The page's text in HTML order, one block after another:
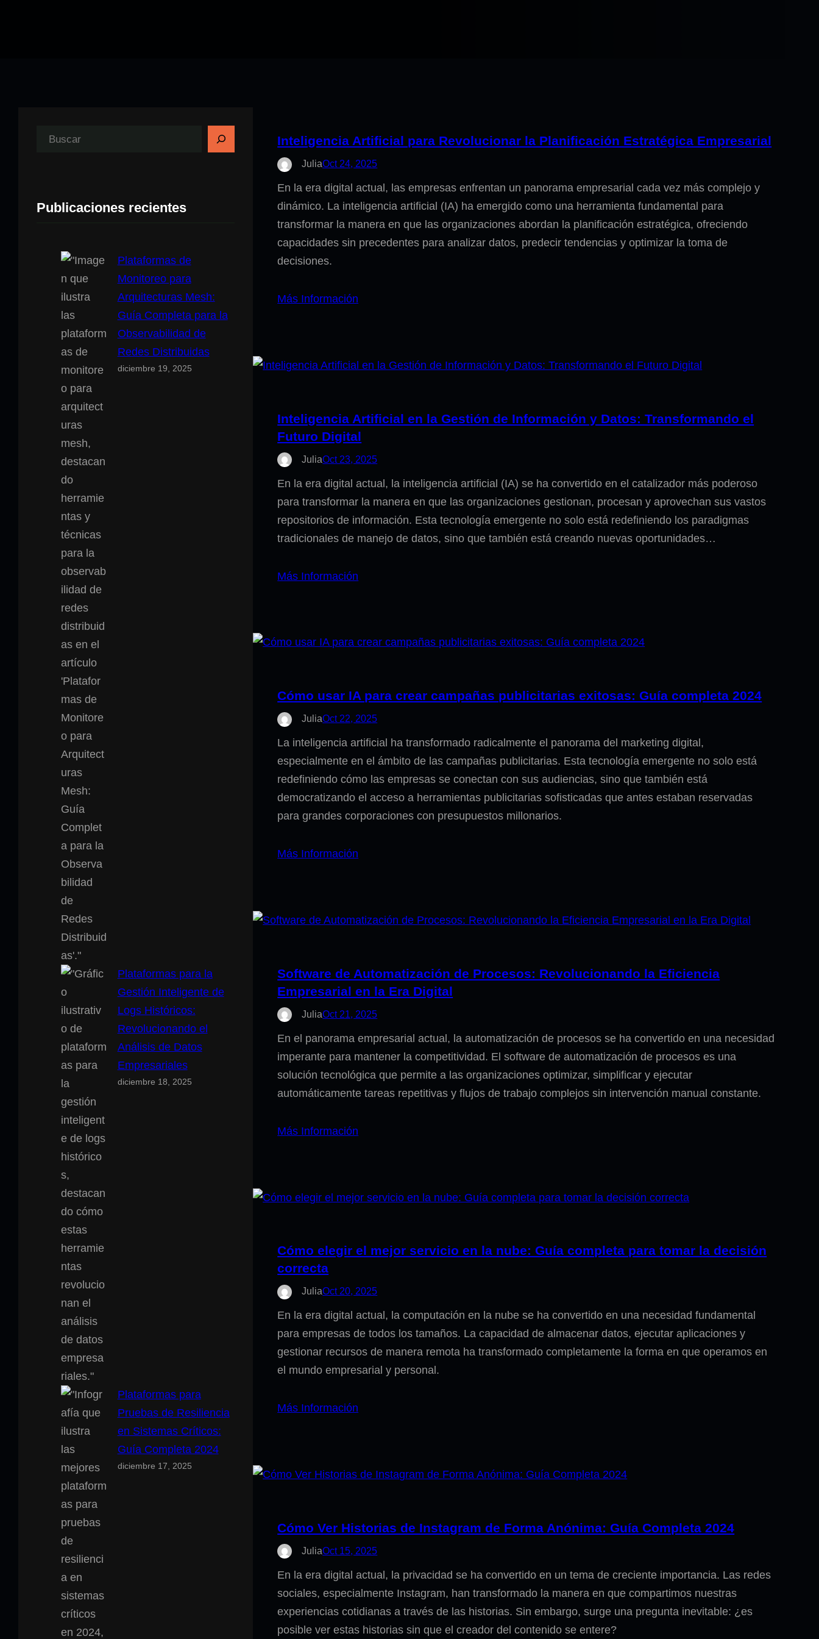
a
Publicaciones recientes
Plataformas de
Monitoreo para
Arquitecturas Mesh:
Guía Completa para la
Observabilidad de
Redes Distribuidas
diciembre 19, 2025
Plataformas para la
Gestión Inteligente de
Logs Históricos:
Revolucionando el
Análisis de Datos
Empresariales
diciembre 18, 2025
Plataformas para
Pruebas de Resiliencia
en Sistemas Críticos:
Guía Completa 2024
diciembre 17, 2025
Inteligencia Artificial para Revolucionar la Planificación Estratégica Empresarial
JuliaOct 24, 2025
En la era digital actual, las empresas enfrentan un panorama empresarial cada vez más complejo y
dinámico. La inteligencia artificial (IA) ha emergido como una herramienta fundamental para
transformar la manera en que las organizaciones abordan la planificación estratégica, ofreciendo
capacidades sin precedentes para analizar datos, predecir tendencias y optimizar la toma de
decisiones.
Más Información
Inteligencia Artificial en la Gestión de Información y Datos: Transformando el
Futuro Digital
JuliaOct 23, 2025
En la era digital actual, la inteligencia artificial (IA) se ha convertido en el catalizador más poderoso
para transformar la manera en que las organizaciones gestionan, procesan y aprovechan sus vastos
repositorios de información. Esta tecnología emergente no solo está redefiniendo los paradigmas
tradicionales de manejo de datos, sino que también está creando nuevas oportunidades…
Más Información
Cómo usar IA para crear campañas publicitarias exitosas: Guía completa 2024
JuliaOct 22, 2025
La inteligencia artificial ha transformado radicalmente el panorama del marketing digital,
especialmente en el ámbito de las campañas publicitarias. Esta tecnología emergente no solo está
redefiniendo cómo las empresas se conectan con sus audiencias, sino que también está
democratizando el acceso a herramientas publicitarias sofisticadas que antes estaban reservadas
para grandes corporaciones con presupuestos millonarios.
Más Información
Software de Automatización de Procesos: Revolucionando la Eficiencia
Empresarial en la Era Digital
JuliaOct 21, 2025
En el panorama empresarial actual, la automatización de procesos se ha convertido en una necesidad
imperante para mantener la competitividad. El software de automatización de procesos es una
solución tecnológica que permite a las organizaciones optimizar, simplificar y ejecutar
automáticamente tareas repetitivas y flujos de trabajo complejos sin intervención manual constante.
Más Información
Cómo elegir el mejor servicio en la nube: Guía completa para tomar la decisión
correcta
JuliaOct 20, 2025
En la era digital actual, la computación en la nube se ha convertido en una necesidad fundamental
para empresas de todos los tamaños. La capacidad de almacenar datos, ejecutar aplicaciones y
gestionar recursos de manera remota ha transformado completamente la forma en que operamos en
el mundo empresarial y personal.
Más Información
Cómo Ver Historias de Instagram de Forma Anónima: Guía Completa 2024
JuliaOct 15, 2025
En la era digital actual, la privacidad se ha convertido en un tema de creciente importancia. Las redes
sociales, especialmente Instagram, han transformado la manera en que compartimos nuestras
experiencias cotidianas a través de las historias. Sin embargo, surge una pregunta inevitable: ¿es
posible ver estas historias sin que el creador del contenido se entere?